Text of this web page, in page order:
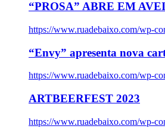
“PROSA” ABRE EM
https://www.ruadebaixo.com/wp-
“Envy” apresenta nova
https://www.ruadebaixo.com/wp-
ARTBEERFEST 2023
https://www.ruadebaixo.com/wp-